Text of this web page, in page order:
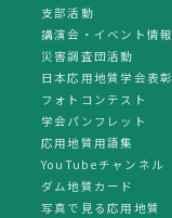
支部活動
講演会・イベント情報
災害調査団活動
日本応用地質学会表彰
フォトコンテスト
学会パンフレット
応用地質用語集
YouTubeチャンネル
ダム地質カード
写真で見る応用地質